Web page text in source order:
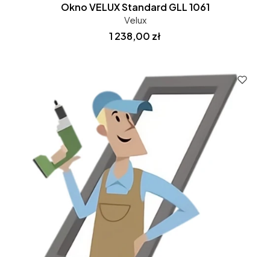
Okno VELUX Standard GLL 1061
Velux
Cena
1 238,00 zł